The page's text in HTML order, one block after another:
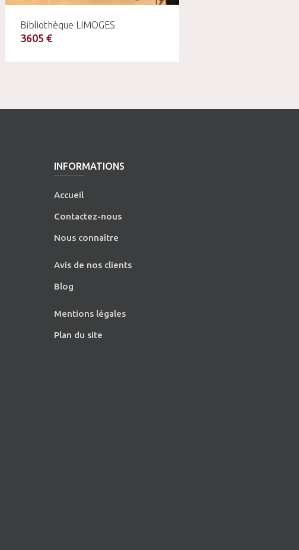
Bibliothèque LIMOGES
3605 €
INFORMATIONS
Accueil
Contactez-nous
Nous connaître
Avis de nos clients
Blog
Mentions légales
Plan du site